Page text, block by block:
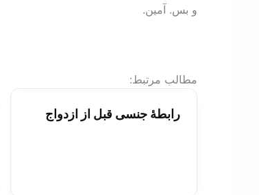
و بس. آمین.
:مطالب مرتبط
رابطۀ جنسی قبل از ازدواج